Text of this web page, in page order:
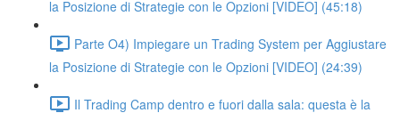
la Posizione di Strategie con le Opzioni [VIDEO] (45:18)
Parte O4) Impiegare un Trading System per Aggiustare
la Posizione di Strategie con le Opzioni [VIDEO] (24:39)
Il Trading Camp dentro e fuori dalla sala: questa è la